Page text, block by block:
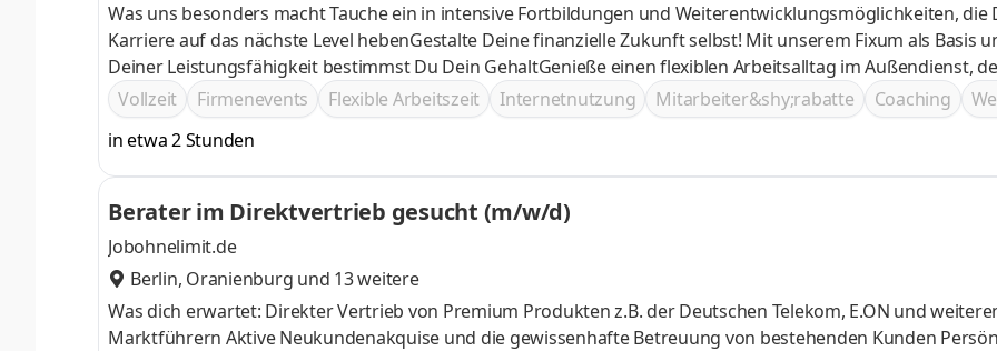
Was uns besonders macht Tauche ein in intensive Fortbildungen und Weiterentwicklungsmöglichkeiten, die
Karriere auf das nächste Level hebenGestalte Deine finanzielle Zukunft selbst! Mit unserem Fixum als Basis
Deiner Leistungsfähigkeit bestimmst Du Dein GehaltGenieße einen flexiblen Arbeitsalltag im Außendienst,
Raum für ein erfülltes Leben außerhalb der Arbeit lässtWir öffnen Türen zu grenzenlosen
zu der Selbstständigkeit Zeig uns Dein Bestes und erlebe aufregende Incentives, die Deine Leistungen
zum Beispiel Abenteuerreisen ins Ausland
Vollzeit Firmenevents Flexible Arbeitszeit Internetnutzung Mitarbeiter&shy;rabatte Coaching
in etwa 2 Stunden
Berater im Direktvertrieb gesucht (m/w/d)
Jobohnelimit.de
Berlin, Oranienburg und 13 weitere
Was dich erwartet: Direkter Vertrieb von Premium Produkten z.B. der Deutschen Telekom, E.ON und
Marktführern Aktive Neukundenakquise und die gewissenhafte Betreuung von bestehenden Kunden Persönliche